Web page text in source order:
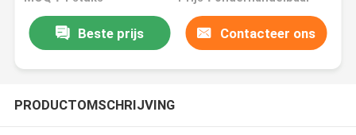
Beste prijs Contacteer ons
PRODUCTOMSCHRIJVING